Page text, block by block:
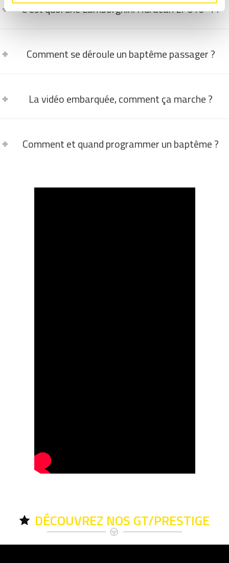
C'est quoi une Lamborghini Huracán LP610-4 ?
Comment se déroule un baptême passager ?
La vidéo embarquée, comment ça marche ?
Comment et quand programmer un baptême ?
DÉCOUVREZ NOS GT/PRESTIGE